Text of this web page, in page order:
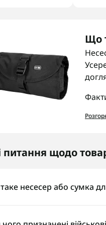
Що
питання щодо
несесер або сумка
бритву, шампунь, мило,